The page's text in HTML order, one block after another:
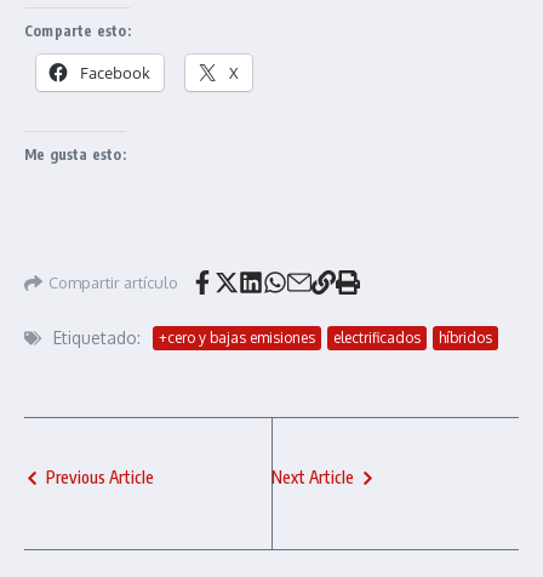
Comparte esto:
Facebook X
Me gusta esto:
Compartir artículo
Etiquetado: +cero y bajas emisiones electrificados híbridos
Previous Article Next Article